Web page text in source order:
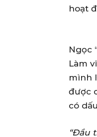
hoạt
Ngọc
Làm
mình
được
có
“Đầu